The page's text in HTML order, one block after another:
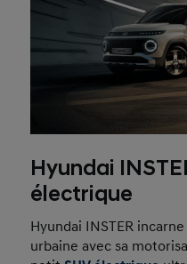
Hyundai
électrique
Hyundai INSTER
urbaine avec sa